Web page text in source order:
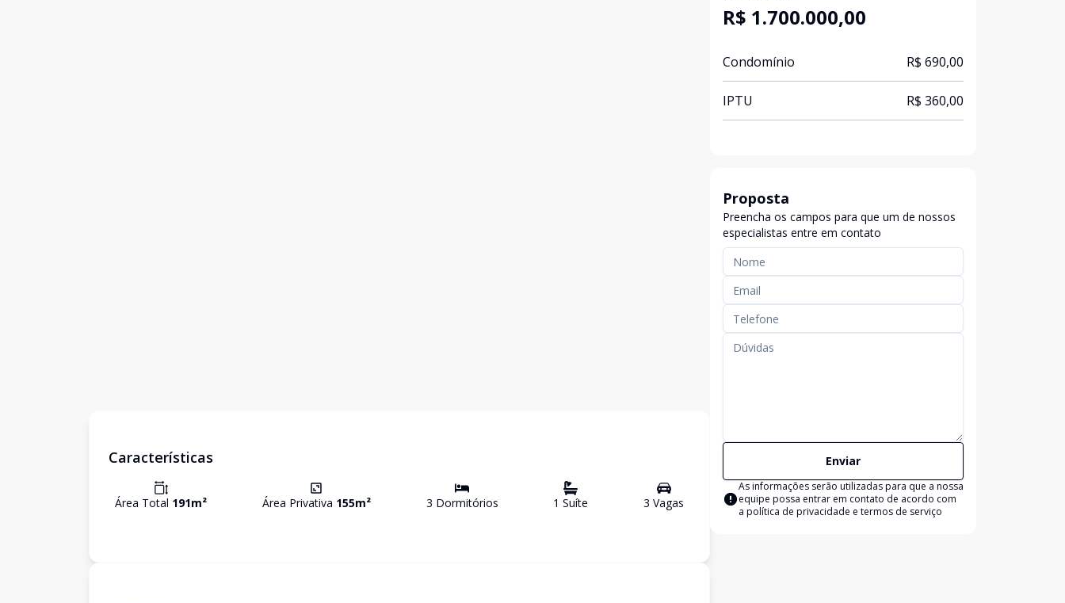
Características
Área Total 191m² Área Privativa 155m² 3 Dormitórios 1 Suíte 3 Vagas
R$ 1.700.000,00
Condomínio R$ 690,00
IPTU R$ 360,00
Proposta
Preencha os campos para que um de nossos
especialistas entre em contato
Enviar
As informações serão utilizadas para que a nossa
equipe possa entrar em contato de acordo com
a política de privacidade e termos de serviço